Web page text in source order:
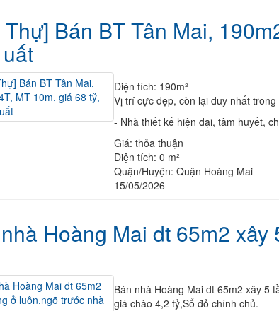
Thự] Bán BT Tân Mai,
Diện tích: 190m²
Vị trí cực đẹp, còn lại duy nhất
- Nhà thiết kế hiện đại, tâm huyết,
Giá:thỏa thuận
Diện tích:0 m²
Quận/Huyện:Quận Hoàng Mai
15/05/2026
Hoàng Mai dt 65m2
Bán nhà Hoàng Mai dt 65m2 xây 5
giá chào 4,2 tỷ,Sổ đỏ chính chủ.